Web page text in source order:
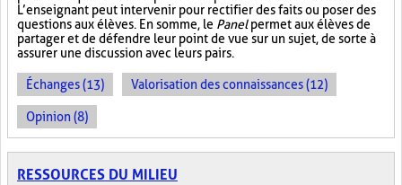
L’enseignant peut intervenir pour rectifier des faits ou poser des
questions aux élèves. En somme, le Panelpermet aux élèves de
partager et de défendre leur point de vue sur un sujet, de sorte à
assurer une discussion avec leurs pairs.
Échanges (13) Valorisation des connaissances (12)
Opinion (8)
RESSOURCES DU MILIEU